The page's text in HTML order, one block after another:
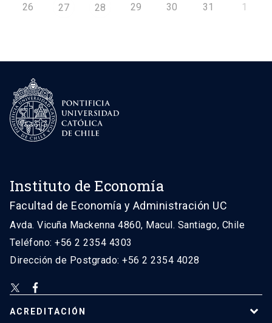
26 27 28 29 30 31 1
Instituto de Economía
Facultad de Economía y Administración UC
Avda. Vicuña Mackenna 4860, Macul. Santiago, Chile
Teléfono: +56 2 2354 4303
Dirección de Postgrado: +56 2 2354 4028
ACREDITACIÓN